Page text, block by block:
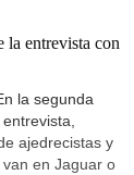
la entrevista con
la segunda
ajedrecistas y
en Jaguar o